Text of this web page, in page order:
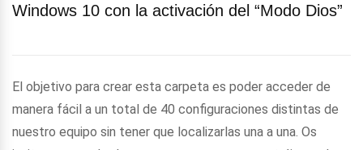
Windows 10 con la activación del “Modo Dios”
El objetivo para crear esta carpeta es poder acceder de
manera fácil a un total de 40 configuraciones distintas de
nuestro equipo sin tener que localizarlas una a una. Os